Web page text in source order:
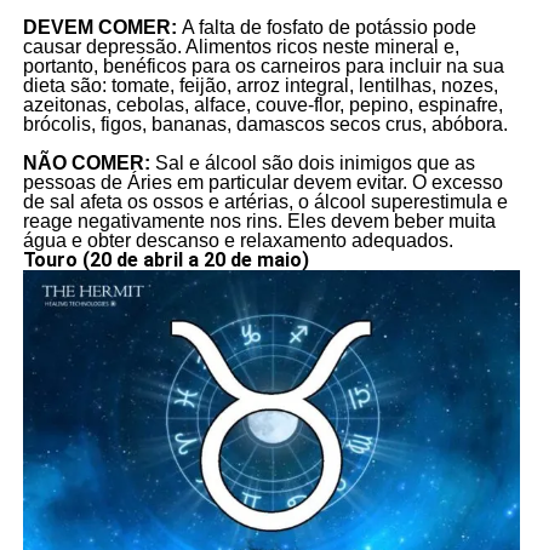
DEVEM COMER: A falta de fosfato de potássio pode
causar depressão. Alimentos ricos neste mineral e,
portanto, benéficos para os carneiros para incluir na sua
dieta são: tomate, feijão, arroz integral, lentilhas, nozes,
azeitonas, cebolas, alface, couve-flor, pepino, espinafre,
brócolis, figos, bananas, damascos secos crus, abóbora.
NÃO COMER: Sal e álcool são dois inimigos que as
pessoas de Áries em particular devem evitar. O excesso
de sal afeta os ossos e artérias, o álcool superestimula e
reage negativamente nos rins. Eles devem beber muita
água e obter descanso e relaxamento adequados.
Touro (20 de abril a 20 de maio)